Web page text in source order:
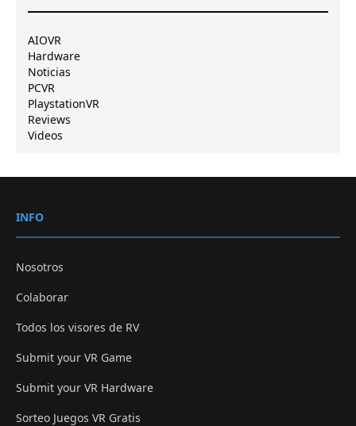
AIOVR
Hardware
Noticias
PCVR
PlaystationVR
Reviews
Videos
INFO
Nosotros
Colaborar
Todos los visores de RV
Submit your VR Game
Submit your VR Hardware
Sorteo Juegos VR Gratis